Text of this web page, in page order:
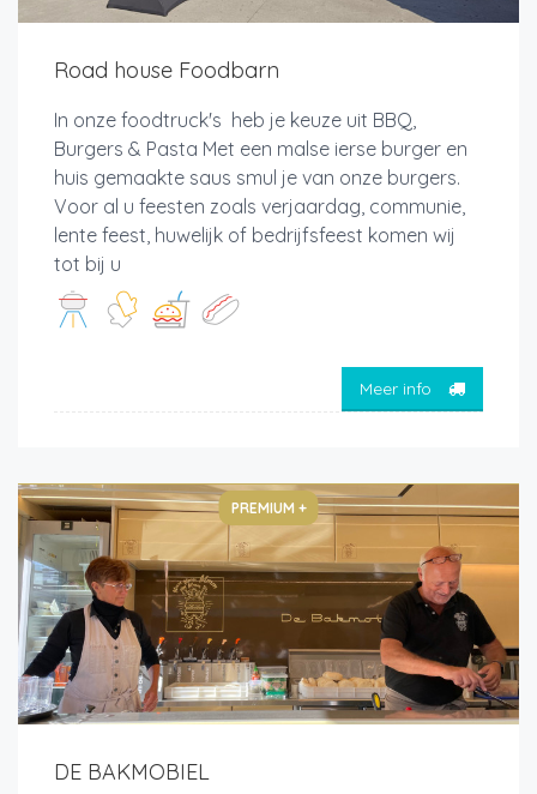
Road house Foodbarn
In onze foodtruck's heb je keuze uit BBQ,
Burgers & Pasta Met een malse ierse burger en
huis gemaakte saus smul je van onze burgers.
Voor al u feesten zoals verjaardag, communie,
lente feest, huwelijk of bedrijfsfeest komen wij
tot bij u
Meer info
PREMIUM +
DE BAKMOBIEL